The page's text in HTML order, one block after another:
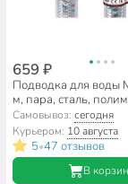
659 ₽
Подводка для воды
м, пара, сталь,
ProFactor
Самовывоз:сегодня
Курьером: 10 августа
5•47 отзывов
В